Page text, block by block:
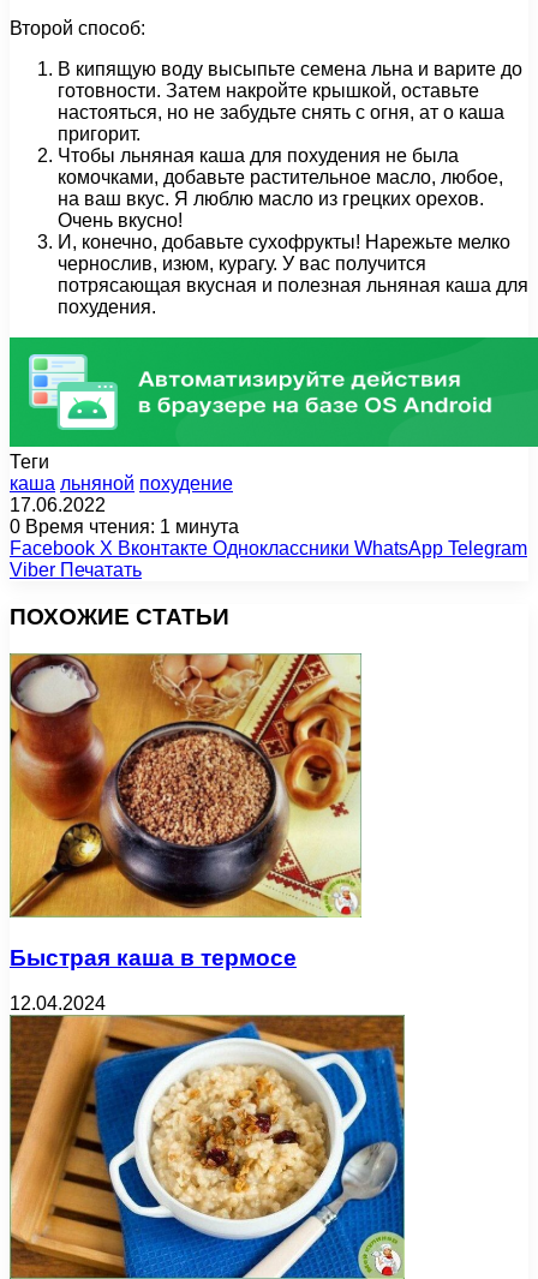
Второй способ:
В кипящую воду высыпьте семена льна и варите до
готовности. Затем накройте крышкой, оставьте
настояться, но не забудьте снять с огня, ат о каша
пригорит.
Чтобы льняная каша для похудения не была
комочками, добавьте растительное масло, любое,
на ваш вкус. Я люблю масло из грецких орехов.
Очень вкусно!
И, конечно, добавьте сухофрукты! Нарежьте мелко
чернослив, изюм, курагу. У вас получится
потрясающая вкусная и полезная льняная каша для
похудения.
Теги
каша льняной похудение
17.06.2022
0 Время чтения: 1 минута
Facebook X Вконтакте Одноклассники WhatsApp Telegram
Viber Печатать
ПОХОЖИЕ СТАТЬИ
Быстрая каша в термосе
12.04.2024